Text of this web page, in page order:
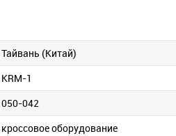
Тайвань (Китай)
KRM-1
050-042
кроссовое оборудование